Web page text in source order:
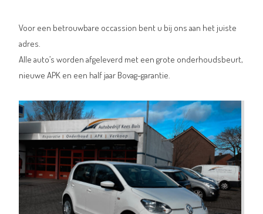
Voor een betrouwbare occassion bent u bij ons aan het juiste
adres.
Alle auto’s worden afgeleverd met een grote onderhoudsbeurt,
nieuwe APK en een half jaar Bovag-garantie.